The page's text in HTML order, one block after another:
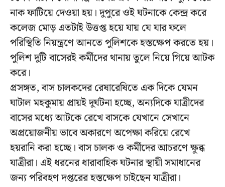
নাক ফাটিয়ে দেওয়া হয়। দুপুরে ওই ঘটনাকে কেন্দ্র করে
কলেজ মোড় এতটাই উত্তপ্ত হয়ে যায় যে যার ফলে
পরিস্থিতি নিয়ন্ত্রণে আনতে পুলিশকে হস্তক্ষেপ করতে হয়।
পুলিশ দুটি বাসেরই কর্মীদের থানায় তুলে নিয়ে গিয়ে আটক
করে।
প্রসঙ্গত, বাস চালকদের রেষারেষিতে এক দিকে যেমন
ঘাটাল মহকুমায় প্রায়ই দুর্ঘটনা হচ্ছে, অন্যদিকে যাত্রীদের
বাসের মধ্যে আটকে রেখে বাসকে যেখানে সেখানে
অপ্রয়োজনীয় ভাবে অকারণে অপেক্ষা করিয়ে রেখে
হয়রানি করা হচ্ছে। বাস চালক ও কর্মীদের আচরণে ক্ষুব্ধ
যাত্রীরা। এই ধরনের ধারাবাহিক ঘটনার স্থায়ী সমাধানের
জন্য পরিবহণ দপ্তরের হস্তক্ষেপ চাইছেন যাত্রীরা।